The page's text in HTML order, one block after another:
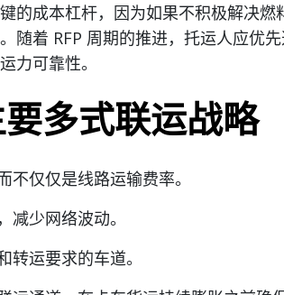
的成本杠杆，因为如果不积极解决
随着 RFP 周期的推进，托运人应优
力可靠性。
多式联运战略
不仅仅是线路运输费率。
减少网络波动。
转运要求的车道。